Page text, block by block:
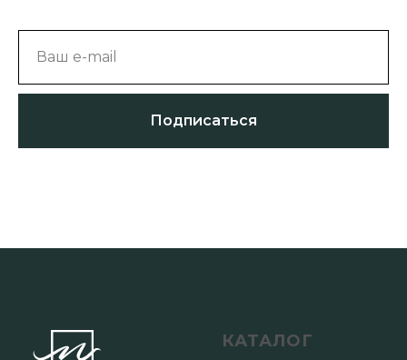
Ваш e-mail
Подписаться
КАТАЛОГ